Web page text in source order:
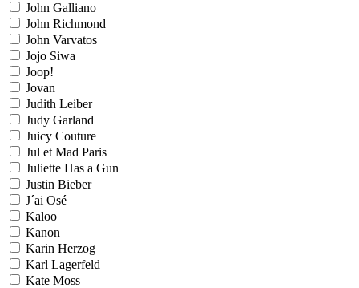
John Galliano
John Richmond
John Varvatos
Jojo Siwa
Joop!
Jovan
Judith Leiber
Judy Garland
Juicy Couture
Jul et Mad Paris
Juliette Has a Gun
Justin Bieber
J´ai Osé
Kaloo
Kanon
Karin Herzog
Karl Lagerfeld
Kate Moss